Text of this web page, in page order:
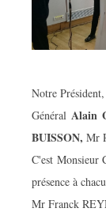
Notre
GénéralAlain
BUISSON, Mr
C'est Monsieur
présence à
Mr Franck